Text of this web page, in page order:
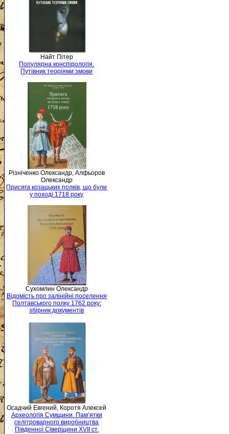
Найт Пітер
Популярна конспірологія.
Путівник теоріями змови
Різніченко Олександр, Алфьоров
Олександр
Присяга козацьких полків, що були
у поході 1718 року
Сухомлин Олександр
Відомість про залінійні поселення
Полтавського полку 1762 року:
збірник документів
Осадчий Евгений, Коротя Алексей
Археологія Сумщини. Пам’ятки
селітроварного виробництва
Південної Сіверщини XVII ст.